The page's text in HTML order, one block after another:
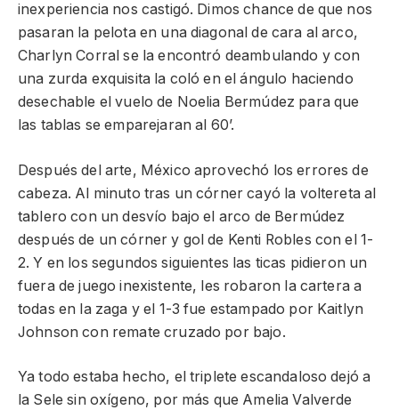
inexperiencia nos castigó. Dimos chance de que nos
pasaran la pelota en una diagonal de cara al arco,
Charlyn Corral se la encontró deambulando y con
una zurda exquisita la coló en el ángulo haciendo
desechable el vuelo de Noelia Bermúdez para que
las tablas se emparejaran al 60’.
Después del arte, México aprovechó los errores de
cabeza. Al minuto tras un córner cayó la voltereta al
tablero con un desvío bajo el arco de Bermúdez
después de un córner y gol de Kenti Robles con el 1-
2. Y en los segundos siguientes las ticas pidieron un
fuera de juego inexistente, les robaron la cartera a
todas en la zaga y el 1-3 fue estampado por Kaitlyn
Johnson con remate cruzado por bajo.
Ya todo estaba hecho, el triplete escandaloso dejó a
la Sele sin oxígeno, por más que Amelia Valverde